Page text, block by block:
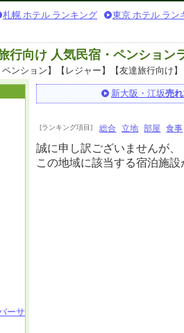
札幌 ホテル ランキング 東京 ホテル ラン
行向け 人気民宿・ペンション
ペンション】【レジャー】【友達旅行向け
新大阪・江坂売
[ランキング項目] 総合 立地 部屋 食事
誠に申し訳ございませんが、
この地域に該当する宿泊施
ーサ